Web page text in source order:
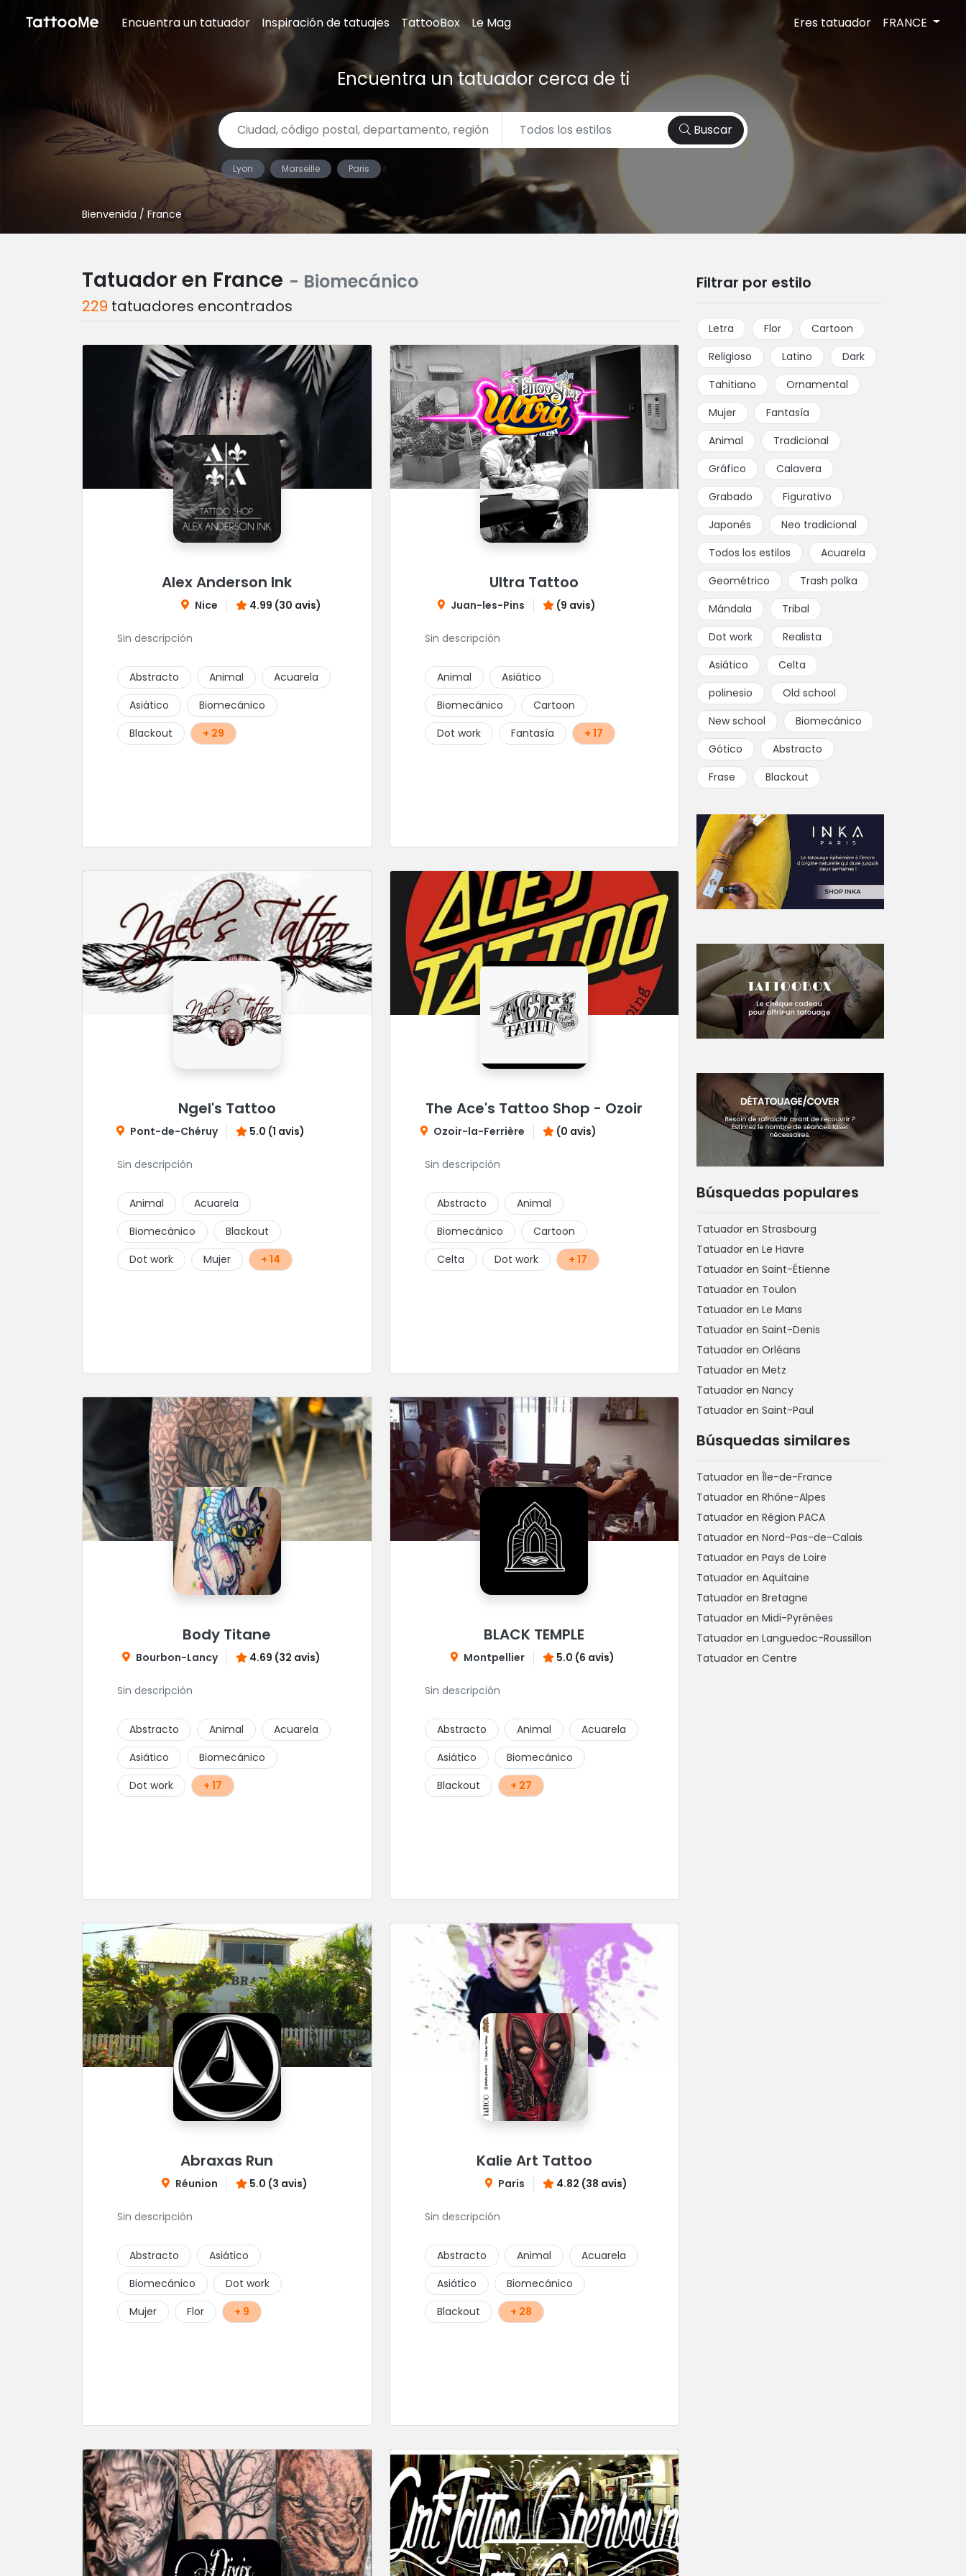
Encuentra un tatuador Inspiración de tatuajes TattooBox Le Mag Eres tatuador FRANCE
Encuentra un tatuador cerca de ti
Buscar
Lyon Marseille Paris
Bienvenida / France
Tatuador en France - Biomecánico
229 tatuadores encontrados
Alex Anderson Ink
Nice 4.99 (30 avis)
Sin descripción
Abstracto Animal
Acuarela
Asiático
Biomecánico
Blackout
+ 29
Ultra Tattoo
Juan-les-Pins (9 avis)
Sin descripción
Animal
Asiático
Biomecánico
Cartoon
Dot work
Fantasía + 17
Ngel's Tattoo
Pont-de-Chéruy 5.0 (1 avis)
Sin descripción
Animal
Acuarela
Biomecánico
Blackout
Dot work
Mujer + 14
The Ace's Tattoo Shop - Ozoir
Ozoir-la-Ferrière (0 avis)
Sin descripción
Abstracto
Animal
Biomecánico
Cartoon
Celta
Dot work + 17
Body Titane
Bourbon-Lancy 4.69 (32 avis)
Sin descripción
Abstracto Animal
Acuarela
Asiático
Biomecánico
Dot work
+ 17
BLACK TEMPLE
Montpellier 5.0 (6 avis)
Sin descripción
Abstracto Animal
Acuarela
Asiático
Biomecánico
Blackout
+ 27
Abraxas Run
Réunion 5.0 (3 avis)
Sin descripción
Abstracto
Asiático
Biomecánico
Dot work
Mujer
Flor + 9
Kalie Art Tattoo
Paris 4.82 (38 avis)
Sin descripción
Abstracto Animal
Acuarela
Asiático
Biomecánico
Blackout
+ 28
Filtrar por estilo
Letra Flor
Cartoon
Religioso
Latino
Dark
Tahitiano
Ornamental
Mujer
Fantasía
Animal
Tradicional
Gráfico
Calavera
Grabado
Figurativo
Japonés
Neo tradicional
Todos los estilos
Acuarela
Geométrico
Trash polka
Mándala
Tribal
Dot work
Realista
Asiático
Celta
polinesio
Old school
New school
Biomecánico
Gótico
Abstracto
Frase
Blackout
Búsquedas populares
Tatuador en Strasbourg
Tatuador en Le Havre
Tatuador en Saint-Étienne
Tatuador en Toulon
Tatuador en Le Mans
Tatuador en Saint-Denis
Tatuador en Orléans
Tatuador en Metz
Tatuador en Nancy
Tatuador en Saint-Paul
Búsquedas similares
Tatuador en Île-de-France
Tatuador en Rhône-Alpes
Tatuador en Région PACA
Tatuador en Nord-Pas-de-Calais
Tatuador en Pays de Loire
Tatuador en Aquitaine
Tatuador en Bretagne
Tatuador en Midi-Pyrénées
Tatuador en Languedoc-Roussillon
Tatuador en Centre